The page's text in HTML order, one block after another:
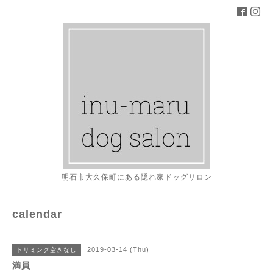
明石市大久保町にある隠れ家ドッグサロン
calendar
トリミング空きなし 2019-03-14 (Thu)
満員